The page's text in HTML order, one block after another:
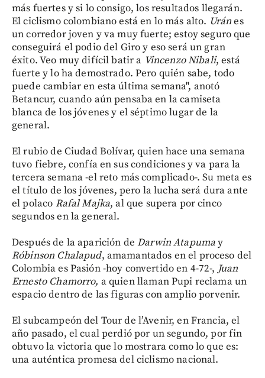
más fuertes y si lo consigo, los resultados llegarán.
El ciclismo colombiano está en lo más alto. Uránes
un corredor joven y va muy fuerte; estoy seguro que
conseguirá el podio del Giro y eso será un gran
éxito. Veo muy difícil batir a Vincenzo Nibali, está
fuerte y lo ha demostrado. Pero quién sabe, todo
puede cambiar en esta última semana", anotó
Betancur, cuando aún pensaba en la camiseta
blanca de los jóvenes y el séptimo lugar de la
general.
El rubio de Ciudad Bolívar, quien hace una semana
tuvo fiebre, confía en sus condiciones y va para la
tercera semana -el reto más complicado-. Su meta es
el título de los jóvenes, pero la lucha será dura ante
el polaco Rafal Majka, al que supera por cinco
segundos en la general.
Después de la aparición deDarwin Atapumay
Róbinson Chalapud, amamantados en el proceso del
Colombia es Pasión -hoy convertido en 4-72-, Juan
Ernesto Chamorro, a quien llaman Pupi reclama un
espacio dentro de las figuras con amplio porvenir.
El subcampeón del Tour de l’Avenir, en Francia, el
año pasado, el cual perdió por un segundo, por fin
obtuvo la victoria que lo mostrara como lo que es:
una auténtica promesa del ciclismo nacional.